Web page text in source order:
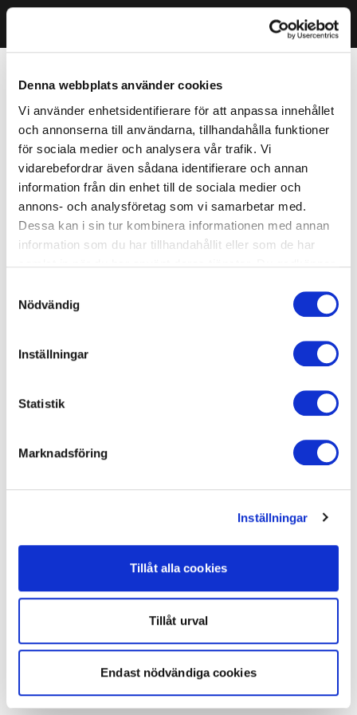
Denna webbplats använder cookies
Vi använder enhetsidentifierare för att anpassa innehållet
och annonserna till användarna, tillhandahålla funktioner
för sociala medier och analysera vår trafik. Vi
vidarebefordrar även sådana identifierare och annan
information från din enhet till de sociala medier och
annons- och analysföretag som vi samarbetar med.
Dessa kan i sin tur kombinera informationen med annan
information som du har tillhandahållit eller som de har
Nödvändig
Inställningar
Statistik
Marknadsföring
Inställningar
Tillåt alla cookies
Tillåt urval
Endast nödvändiga cookies